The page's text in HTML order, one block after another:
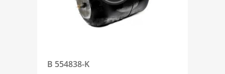
B 554838-K